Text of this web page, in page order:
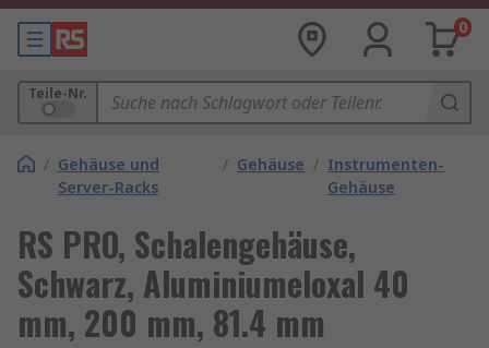
0
Teile-Nr.
/ Gehäuse und
Server-Racks
/ Gehäuse / Instrumenten-
Gehäuse
RS PRO, Schalengehäuse,
Schwarz, Aluminiumeloxal 40
mm, 200 mm, 81.4 mm